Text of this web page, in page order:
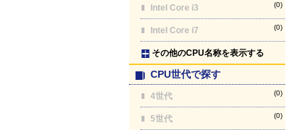
Intel Core i3 (0)
Intel Core i7 (0)
その他のCPU名称を表示する
CPU世代で探す
4世代 (0)
5世代 (0)